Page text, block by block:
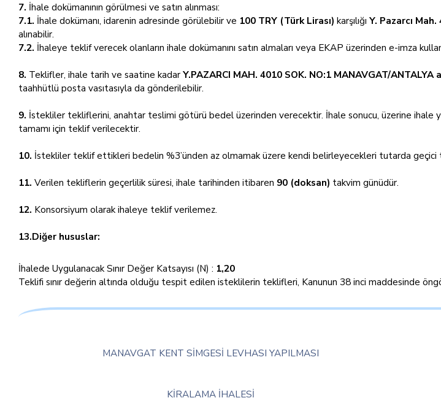
7. İhale dokümanının görülmesi ve satın alınması:
7.1. İhale dokümanı, idarenin adresinde görülebilir ve 100 TRY (Türk Lirası) karşılığı Y. Pazarcı
alınabilir.
7.2. İhaleye teklif verecek olanların ihale dokümanını satın almaları veya EKAP üzerinden e-imza
8. Teklifler, ihale tarih ve saatine kadarY.PAZARCI MAH. 4010 SOK. NO:1 MANAVGAT/
taahhütlü posta vasıtasıyla da gönderilebilir.
9. İstekliler tekliflerini, anahtar teslimi götürü bedel üzerinden verecektir. İhale sonucu, üzerine ihale
tamamı için teklif verilecektir.
10. İstekliler teklif ettikleri bedelin %3’ünden az olmamak üzere kendi belirleyecekleri tutarda
11. Verilen tekliflerin geçerlilik süresi, ihale tarihinden itibaren 90 (doksan) takvim günüdür.
12. Konsorsiyum olarak ihaleye teklif verilemez.
13.Diğer hususlar:
İhalede Uygulanacak Sınır Değer Katsayısı (N) : 1,20
Teklifi sınır değerin altında olduğu tespit edilen isteklilerin teklifleri, Kanunun 38 inci maddesinde
MANAVGAT KENT SİMGESİ LEVHASI YAPILMASI
KİRALAMA İHALESİ